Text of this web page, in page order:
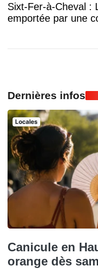
Sixt-Fer-à-Cheval :
emportée par une
Dernières infos
Locales
Canicule en
orange dès